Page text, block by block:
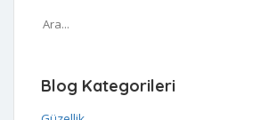
Blog Kategorileri